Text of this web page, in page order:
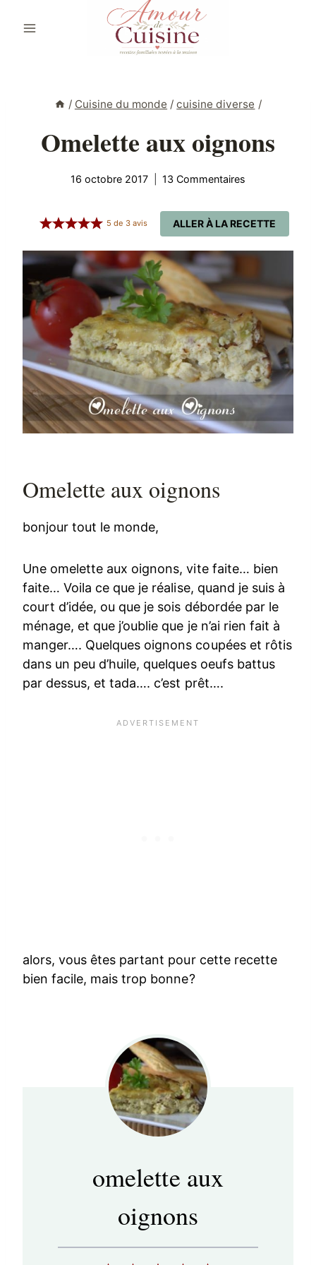
/ Cuisine du monde / cuisine diverse /
Omelette aux oignons
16 octobre 2017 13 Commentaires
ALLER À LA RECETTE
5 de 3 avis
Omelette aux oignons
bonjour tout le monde,
Une omelette aux oignons, vite faite… bien
faite… Voila ce que je réalise, quand je suis à
court d’idée, ou que je sois débordée par le
ménage, et que j’oublie que je n’ai rien fait à
manger…. Quelques oignons coupées et rôtis
dans un peu d’huile, quelques oeufs battus
par dessus, et tada…. c’est prêt….
alors, vous êtes partant pour cette recette
bien facile, mais trop bonne?
omelette aux
oignons